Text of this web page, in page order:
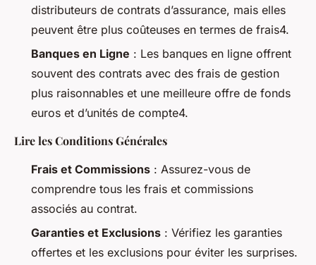
distributeurs de contrats d’assurance, mais elles
peuvent être plus coûteuses en termes de frais4.
Banques en Ligne : Les banques en ligne offrent
souvent des contrats avec des frais de gestion
plus raisonnables et une meilleure offre de fonds
euros et d’unités de compte4.
Lire les Conditions Générales
Frais et Commissions : Assurez-vous de
comprendre tous les frais et commissions
associés au contrat.
Garanties et Exclusions : Vérifiez les garanties
offertes et les exclusions pour éviter les surprises.